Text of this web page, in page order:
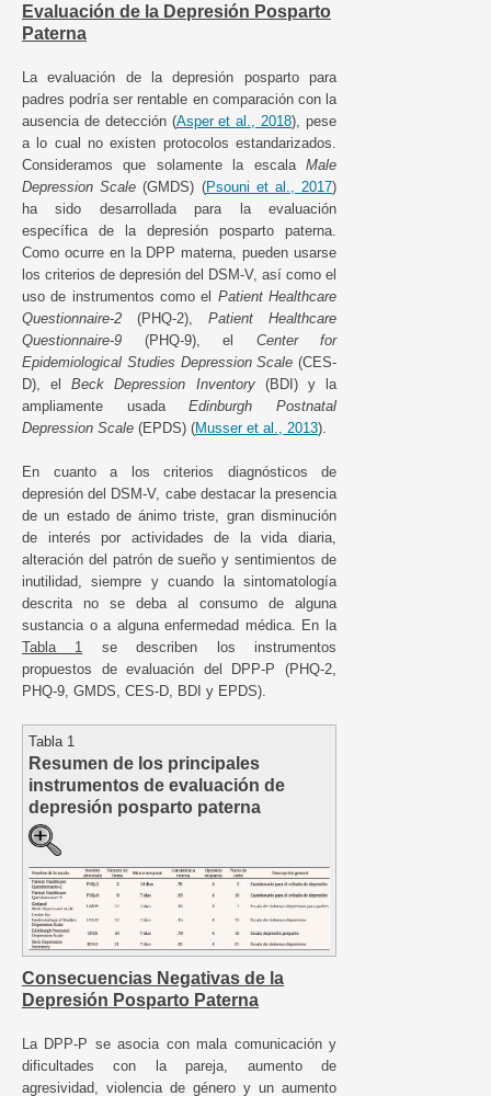
Evaluación de la Depresión Posparto
Paterna
La evaluación de la depresión posparto para
padres podría ser rentable en comparación con la
ausencia de detección (Asper et al., 2018), pese
a lo cual no existen protocolos estandarizados.
Consideramos que solamente la escala Male
Depression Scale (GMDS) (Psouni et al., 2017)
ha sido desarrollada para la evaluación
específica de la depresión posparto paterna.
Como ocurre en la DPP materna, pueden usarse
los criterios de depresión del DSM-V, así como el
uso de instrumentos como el Patient Healthcare
Questionnaire-2 (PHQ-2), Patient Healthcare
Questionnaire-9 (PHQ-9), el Center for
Epidemiological Studies Depression Scale (CES-
D), elBeck Depression Inventory(BDI) y la
ampliamente usadaEdinburgh Postnatal
Depression Scale (EPDS) (Musser et al., 2013).
En cuanto a los criterios diagnósticos de
depresión del DSM-V, cabe destacar la presencia
de un estado de ánimo triste, gran disminución
de interés por actividades de la vida diaria,
alteración del patrón de sueño y sentimientos de
inutilidad, siempre y cuando la sintomatología
descrita no se deba al consumo de alguna
sustancia o a alguna enfermedad médica. En la
Tabla 1 se describen los instrumentos
propuestos de evaluación del DPP-P (PHQ-2,
PHQ-9, GMDS, CES-D, BDI y EPDS).
Tabla 1
Resumen de los principales
instrumentos de evaluación de
depresión posparto paterna
Consecuencias Negativas de la
Depresión Posparto Paterna
La DPP-P se asocia con mala comunicación y
dificultades con la pareja, aumento de
agresividad, violencia de género y un aumento